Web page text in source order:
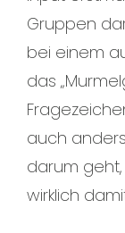
Gruppen
bei einem
das
auch
darum
wirklich